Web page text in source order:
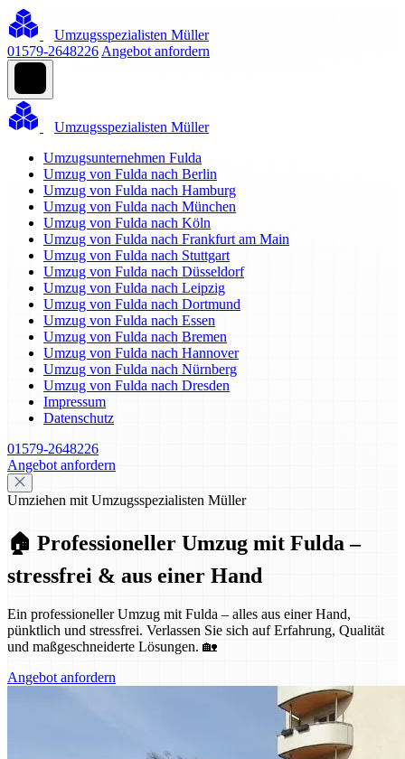
Umzugsspezialisten Müller
01579-2648226 Angebot anfordern
Umzugsspezialisten Müller
Umzugsunternehmen Fulda
Umzug von Fulda nach Berlin
Umzug von Fulda nach Hamburg
Umzug von Fulda nach München
Umzug von Fulda nach Köln
Umzug von Fulda nach Frankfurt am Main
Umzug von Fulda nach Stuttgart
Umzug von Fulda nach Düsseldorf
Umzug von Fulda nach Leipzig
Umzug von Fulda nach Dortmund
Umzug von Fulda nach Essen
Umzug von Fulda nach Bremen
Umzug von Fulda nach Hannover
Umzug von Fulda nach Nürnberg
Umzug von Fulda nach Dresden
Impressum
Datenschutz
01579-2648226
Angebot anfordern
Umziehen mit Umzugsspezialisten Müller
🏠 Professioneller Umzug mit Fulda –
stressfrei & aus einer Hand
Ein professioneller Umzug mit Fulda – alles aus einer Hand,
pünktlich und stressfrei. Verlassen Sie sich auf Erfahrung, Qualität
und maßgeschneiderte Lösungen. 🏡
Angebot anfordern